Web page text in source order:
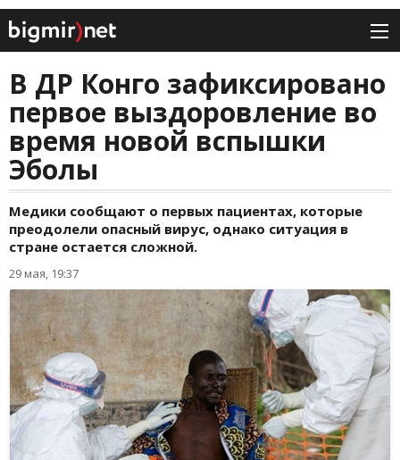
В ДР Конго зафиксировано
первое выздоровление во
время новой вспышки
Эболы
Медики сообщают о первых пациентах, которые
преодолели опасный вирус, однако ситуация в
стране остается сложной.
29 мая, 19:37